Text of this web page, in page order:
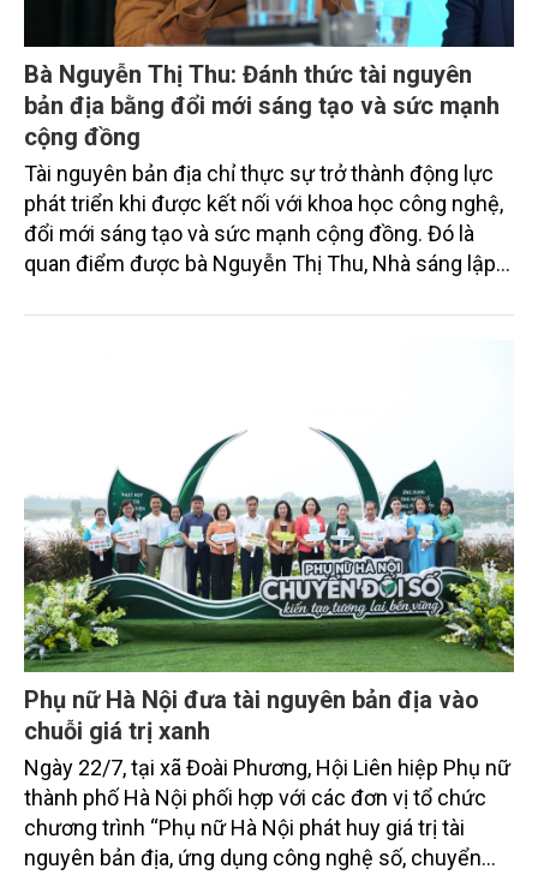
Bà Nguyễn Thị Thu: Đánh thức tài nguyên
bản địa bằng đổi mới sáng tạo và sức mạnh
cộng đồng
Tài nguyên bản địa chỉ thực sự trở thành động lực
phát triển khi được kết nối với khoa học công nghệ,
đổi mới sáng tạo và sức mạnh cộng đồng. Đó là
quan điểm được bà Nguyễn Thị Thu, Nhà sáng lập
phóng viên Tạp chí Nông nghiệp và Môi trường về
Phụ nữ Hà Nội đưa tài nguyên bản địa vào
chuỗi giá trị xanh
Ngày 22/7, tại xã Đoài Phương, Hội Liên hiệp Phụ nữ
thành phố Hà Nội phối hợp với các đơn vị tổ chức
chương trình “Phụ nữ Hà Nội phát huy giá trị tài
nguyên bản địa, ứng dụng công nghệ số, chuyển